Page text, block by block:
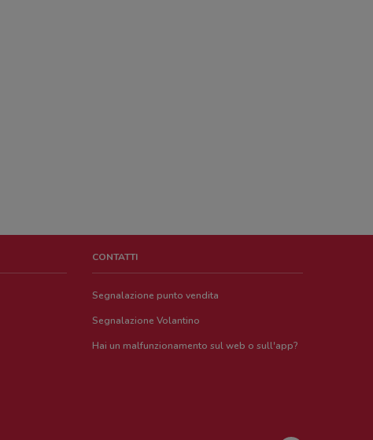
CONTATTI
Segnalazione punto vendita
Segnalazione Volantino
Hai un malfunzionamento sul web o sull'app?